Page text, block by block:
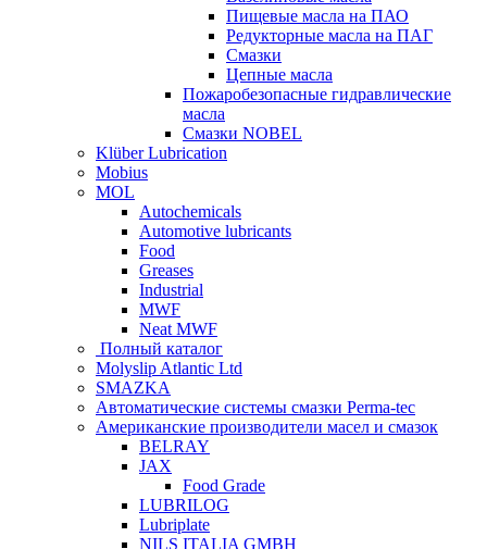
Пищевые масла на ПАО
Редукторные масла на ПАГ
Смазки
Цепные масла
Пожаробезопасные гидравлические
масла
Смазки NOBEL
Klüber Lubrication
Mobius
MOL
Autochemicals
Automotive lubricants
Food
Greases
Industrial
MWF
Neat MWF
Полный каталог
Molyslip Atlantic Ltd
SMAZKA
Автоматические системы смазки Perma-tec
Американские производители масел и смазок
BELRAY
JAX
Food Grade
LUBRILOG
Lubriplate
NILS ITALIA GMBH